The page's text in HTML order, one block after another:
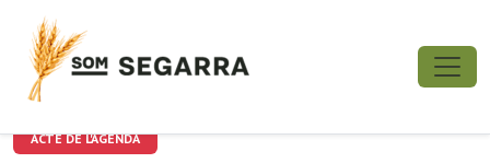
ACTE DE L'AGENDA